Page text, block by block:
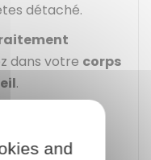
détaché.
dans votre corps
.
dans le
régissant
and